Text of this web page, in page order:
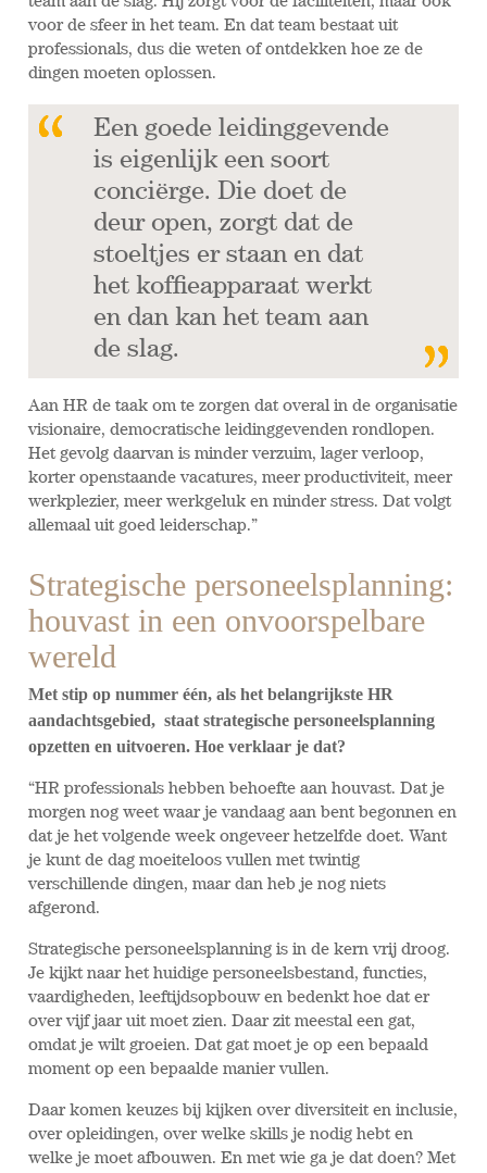
voor de sfeer in het team. En dat team bestaat uit
professionals, dus die weten of ontdekken hoe ze de
dingen moeten oplossen.
Een goede leidinggevende
is eigenlijk een soort
conciërge. Die doet de
deur open, zorgt dat de
stoeltjes er staan en dat
het koffieapparaat werkt
en dan kan het team aan
de slag.
Aan HR de taak om te zorgen dat overal in de organisatie
visionaire, democratische leidinggevenden rondlopen.
Het gevolg daarvan is minder verzuim, lager verloop,
korter openstaande vacatures, meer productiviteit, meer
werkplezier, meer werkgeluk en minder stress. Dat volgt
allemaal uit goed leiderschap.”
Strategische personeelsplanning:
houvast in een onvoorspelbare
wereld
Met stip op nummer één, als het belangrijkste HR
aandachtsgebied, staat strategische personeelsplanning
opzetten en uitvoeren. Hoe verklaar je dat?
“HR professionals hebben behoefte aan houvast. Dat je
morgen nog weet waar je vandaag aan bent begonnen en
dat je het volgende week ongeveer hetzelfde doet. Want
je kunt de dag moeiteloos vullen met twintig
verschillende dingen, maar dan heb je nog niets
afgerond.
Strategische personeelsplanning is in de kern vrij droog.
Je kijkt naar het huidige personeelsbestand, functies,
vaardigheden, leeftijdsopbouw en bedenkt hoe dat er
over vijf jaar uit moet zien. Daar zit meestal een gat,
omdat je wilt groeien. Dat gat moet je op een bepaald
moment op een bepaalde manier vullen.
Daar komen keuzes bij kijken over diversiteit en inclusie,
over opleidingen, over welke skills je nodig hebt en
welke je moet afbouwen. En met wie ga je dat doen? Met